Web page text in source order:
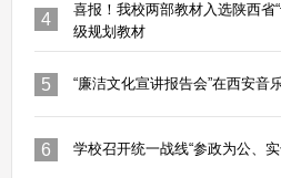
4
喜报！我校两部教材入选陕西省
级规划教材
5 “廉洁文化宣讲报告会”在西安音
6 学校召开统一战线“参政为公、